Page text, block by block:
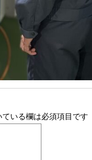
ている欄は必須項目です